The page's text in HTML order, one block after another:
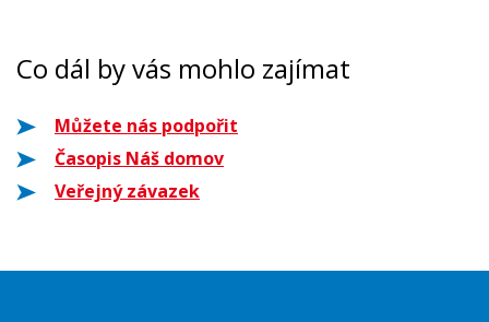
Co dál by vás mohlo zajímat
Můžete nás podpořit
Časopis Náš domov
Veřejný závazek